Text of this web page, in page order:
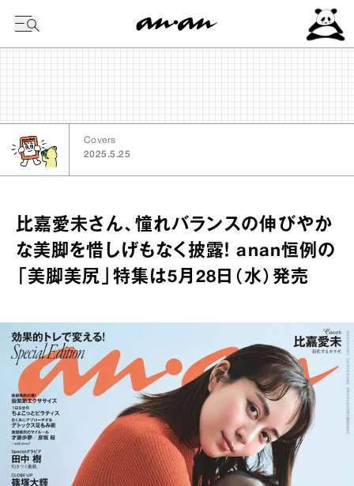
Covers
2025.5.25
比嘉愛未さん、憧れバランスの伸びやか
な美脚を惜しげもなく披露！ anan恒例の
「美脚美尻」特集は5月28日（水）発売